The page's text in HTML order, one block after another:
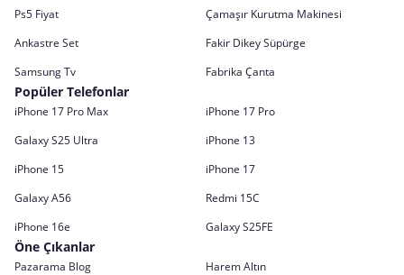
Ps5 Fiyat
Çamaşır Kurutma Makinesi
Ankastre Set
Fakir Dikey Süpürge
Samsung Tv
Fabrika Çanta
Popüler Telefonlar
iPhone 17 Pro Max
iPhone 17 Pro
Galaxy S25 Ultra
iPhone 13
iPhone 15
iPhone 17
Galaxy A56
Redmi 15C
iPhone 16e
Galaxy S25FE
Öne Çıkanlar
Pazarama Blog
Harem Altın